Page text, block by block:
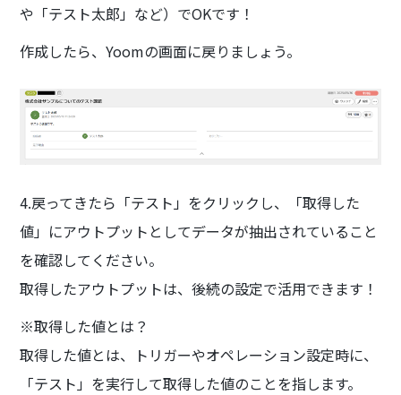
や「テスト太郎」など）でOKです！
作成したら、Yoomの画面に戻りましょう。
4.戻ってきたら「テスト」をクリックし、「取得した
値」にアウトプットとしてデータが抽出されていること
を確認してください。
取得したアウトプットは、後続の設定で活用できます！
※取得した値とは？
取得した値とは、トリガーやオペレーション設定時に、
「テスト」を実行して取得した値のことを指します。